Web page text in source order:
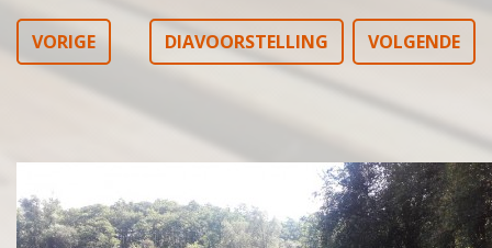
VORIGE DIAVOORSTELLING VOLGENDE